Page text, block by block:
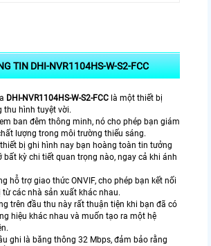
TIN DHI-NVR1104HS-W-S2-FCC
DHI-NVR1104HS-W-S2-FCC là một thiết bị
thu hình tuyệt vời.
ban đêm thông minh, nó cho phép bạn giám
lượng trong môi trường thiếu sáng.
bị ghi hình nay bạn hoàng toàn tin tưởng
bất kỳ chi tiết quan trọng nào, ngay cả khi ánh
hỗ trợ giao thức ONVIF, cho phép bạn kết nối
các nhà sản xuất khác nhau.
trên đầu thu này rất thuận tiện khi bạn đã có
hiệu khác nhau và muốn tạo ra một hệ
ghi là băng thông 32 Mbps, đảm bảo rằng